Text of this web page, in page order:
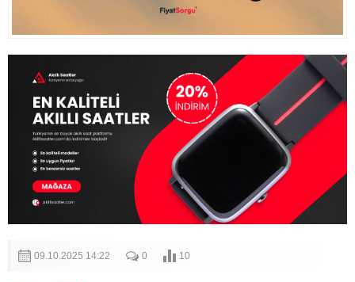
09.10.2025 14:22 0 10